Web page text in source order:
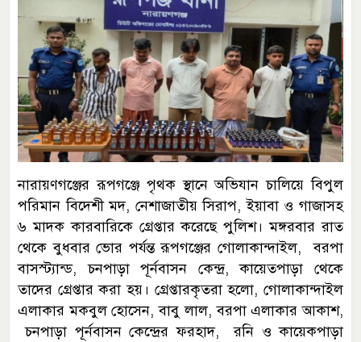
নারায়ণগঞ্জের রূপগঞ্জে পৃথক স্থানে অভিযান চালিয়ে বিপুল
পরিমান বিদেশী মদ, নেশাজাতীয় সিরাপ, ইয়াবা ও গাজাসহ
৬ মাদক কারবারিকে গ্রেপ্তার করেছে পুলিশ। মঙ্গরবার রাত
থেকে বুধবার ভোর পর্যন্ত রূপগঞ্জের গোলাকান্দাইল, বরপা
বাসস্ট্যান্ড, চনপাড়া পূর্নবাসন কেন্দ্র, কায়েতপাড়া থেকে
তাদের গ্রেপ্তার করা হয়। গ্রেপ্তারকৃতরা হলো, গোলাকান্দাইল
এলাকার মকবুল হোসেন, বাবু লাল, বরপা এলাকার আকাশ,
চনপাড়া পূর্নবাসন কেন্দ্রের ফরহাদ, রনি ও কায়েকপাড়া